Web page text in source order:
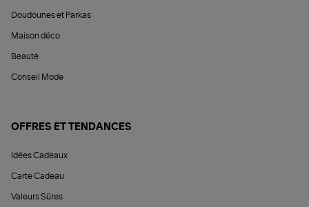
Doudounes et Parkas
Maison déco
Beauté
Conseil Mode
OFFRES ET TENDANCES
Idées Cadeaux
Carte Cadeau
Valeurs Sûres